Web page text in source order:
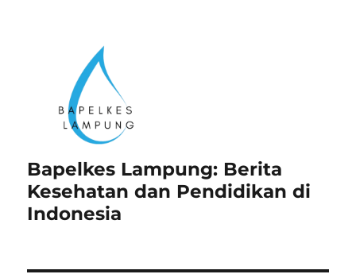
Bapelkes Lampung: Berita
Kesehatan dan Pendidikan di
Indonesia